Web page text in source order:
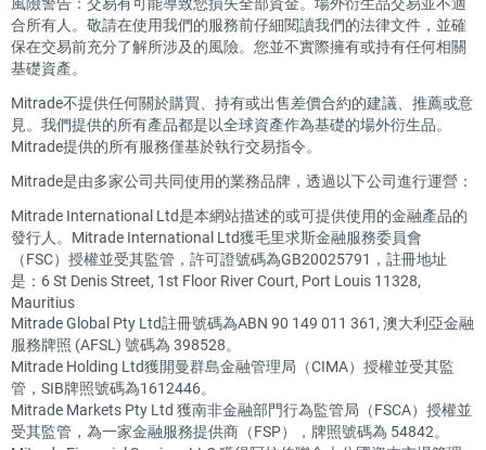
合所有人。敬請在使用我們的服務前仔細閱讀我們的法律文件，並確
保在交易前充分了解所涉及的風險。您並不實際擁有或持有任何相關
基礎資產。
Mitrade不提供任何關於購買、持有或出售差價合約的建議、推薦或意
見。我們提供的所有產品都是以全球資產作為基礎的場外衍生品。
Mitrade提供的所有服務僅基於執行交易指令。
Mitrade是由多家公司共同使用的業務品牌，透過以下公司進行運營：
Mitrade International Ltd是本網站描述的或可提供使用的金融產品的
發行人。Mitrade International Ltd獲毛里求斯金融服務委員會
（FSC）授權並受其監管，許可證號碼為GB20025791，註冊地址
是：6 St Denis Street, 1st Floor River Court, Port Louis 11328,
Mauritius
Mitrade Global Pty Ltd註冊號碼為ABN 90 149 011 361, 澳大利亞金融
服務牌照 (AFSL) 號碼為 398528。
Mitrade Holding Ltd獲開曼群島金融管理局（CIMA）授權並受其監
管，SIB牌照號碼為1612446。
Mitrade Markets Pty Ltd 獲南非金融部門行為監管局（FSCA）授權並
受其監管，為一家金融服務提供商（FSP），牌照號碼為 54842。